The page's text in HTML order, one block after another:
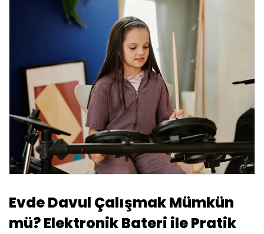
Evde Davul Çalışmak Mümkün
mü? Elektronik Bateri ile Pratik